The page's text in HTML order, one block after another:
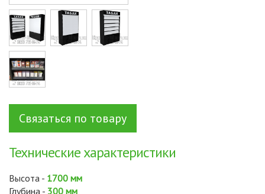
Cigarette
Связаться по товару
Технические характеристики
Высота - 1700 мм
Глубина - 300 мм